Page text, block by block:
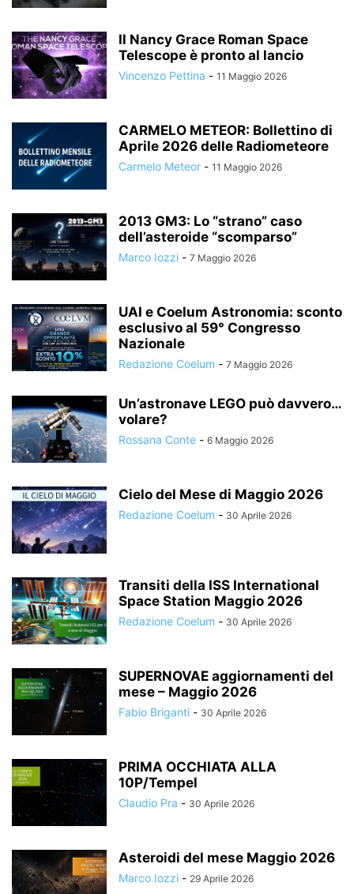
Il Nancy Grace Roman Space
Telescope è pronto al lancio
Vincenzo Pettina - 11 Maggio 2026
CARMELO METEOR: Bollettino di
Aprile 2026 delle Radiometeore
Carmelo Meteor - 11 Maggio 2026
2013 GM3: Lo “strano” caso
dell’asteroide “scomparso”
Marco Iozzi - 7 Maggio 2026
UAI e Coelum Astronomia: sconto
esclusivo al 59° Congresso
Nazionale
Redazione Coelum - 7 Maggio 2026
Un’astronave LEGO può davvero…
volare?
Rossana Conte - 6 Maggio 2026
Cielo del Mese di Maggio 2026
Redazione Coelum - 30 Aprile 2026
Transiti della ISS International
Space Station Maggio 2026
Redazione Coelum - 30 Aprile 2026
SUPERNOVAE aggiornamenti del
mese – Maggio 2026
Fabio Briganti - 30 Aprile 2026
PRIMA OCCHIATA ALLA
10P/Tempel
Claudio Pra - 30 Aprile 2026
Asteroidi del mese Maggio 2026
Marco Iozzi - 29 Aprile 2026